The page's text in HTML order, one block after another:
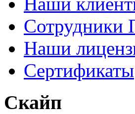
Наши
Сертификаты
Скайп